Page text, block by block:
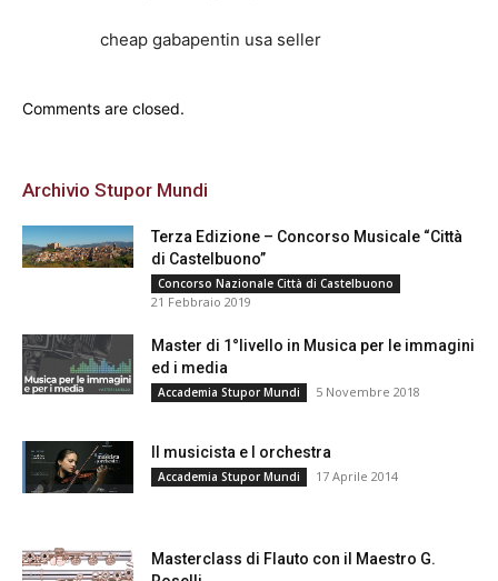
cheap gabapentin usa seller
Comments are closed.
Archivio Stupor Mundi
Terza Edizione – Concorso Musicale “Città
di Castelbuono”
Concorso Nazionale Città di Castelbuono
21 Febbraio 2019
Master di 1°livello in Musica per le immagini
ed i media
Accademia Stupor Mundi 5 Novembre 2018
Il musicista e l orchestra
Accademia Stupor Mundi 17 Aprile 2014
Masterclass di Flauto con il Maestro G.